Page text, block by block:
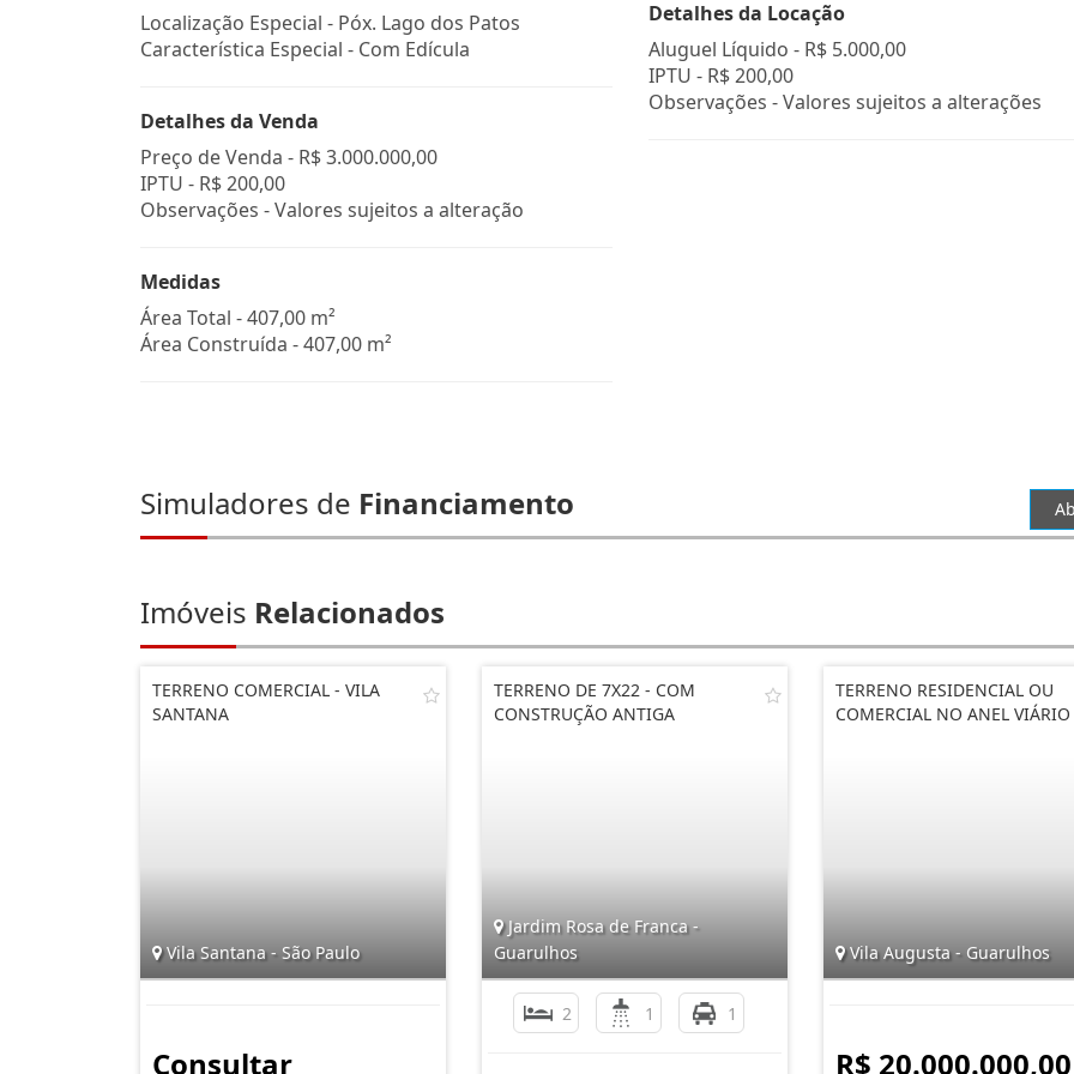
Localização Especial - Póx. Lago dos Patos
Característica Especial - Com Edícula
Detalhes da Venda
Preço de Venda - R$ 3.000.000,00
IPTU - R$ 200,00
Observações - Valores sujeitos a alteração
Medidas
Área Total - 407,00 m²
Área Construída - 407,00 m²
Detalhes da Locação
Aluguel Líquido - R$ 5.000,00
IPTU - R$ 200,00
Observações - Valores sujeitos a alterações
Simuladores de Financiamento
Imóveis Relacionados
TERRENO COMERCIAL - VILA
SANTANA
Vila Santana - São Paulo
Consultar
TERRENO DE 7X22 - COM
CONSTRUÇÃO ANTIGA
Jardim Rosa de Franca -
Guarulhos
2 1 1
TERRENO RESIDENCIAL OU
COMERCIAL NO ANEL VIÁRIO
Vila Augusta - Guarulhos
R$ 20.000.000,00